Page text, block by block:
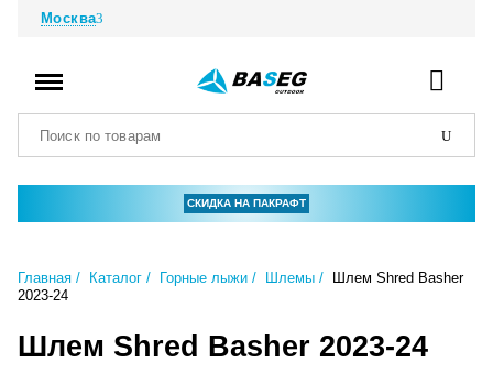
Москва
СКИДКА НА ПАКРАФТ
Главная Каталог Горные лыжи Шлемы
Шлем Shred Basher
2023-24
Шлем Shred Basher 2023-24